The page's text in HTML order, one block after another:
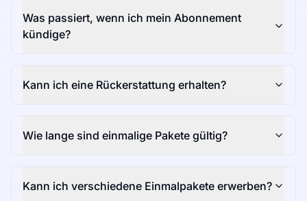
Was passiert, wenn ich mein Abonnement
kündige?
Kann ich eine Rückerstattung erhalten?
Wie lange sind einmalige Pakete gültig?
Kann ich verschiedene Einmalpakete erwerben?